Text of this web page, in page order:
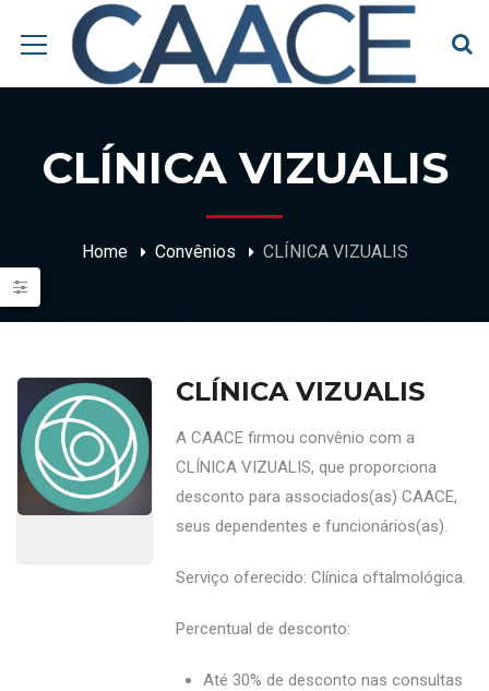
CLÍNICA VIZUALIS
Home Convênios CLÍNICA VIZUALIS
CLÍNICA VIZUALIS
A CAACE firmou convênio com a
CLÍNICA VIZUALIS, que proporciona
desconto para associados(as) CAACE,
seus dependentes e funcionários(as).
Serviço oferecido: Clínica oftalmológica.
Percentual de desconto:
Até 30% de desconto nas consultas